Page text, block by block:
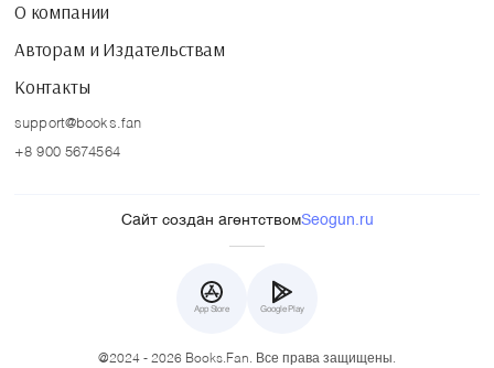
О компании
Авторам и Издательствам
Контакты
support@books.fan
+8 900 5674564
Сайт создан агентствомSeogun.ru
App Store Google Play
@2024 - 2026 Books.Fan. Все права защищены.